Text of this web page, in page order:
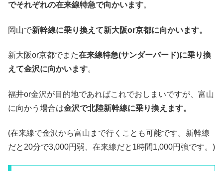
でそれぞれの在来線特急で向かいます。
岡山で新幹線に乗り換えて新大阪or京都に向かいます。
新大阪or京都でまた在来線特急(サンダーバード)に乗り換
えて金沢に向かいます。
福井or金沢が目的地であればこれでおしまいですが、富山
に向かう場合は金沢で北陸新幹線に乗り換えます。
(在来線で金沢から富山まで行くことも可能です。新幹線
だと20分で3,000円弱、在来線だと1時間1,000円強です。)